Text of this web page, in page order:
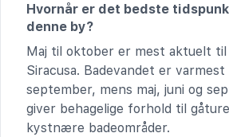
Hvornår er det bedste
denne by?
Maj til oktober er mest aktuelt
Siracusa. Badevandet er varmest
september, mens maj, juni og
giver behagelige forhold til
kystnære badeområder.